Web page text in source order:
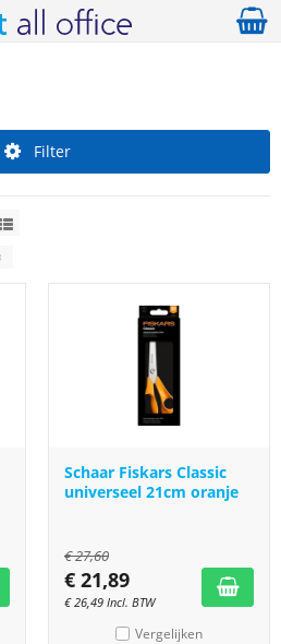
Filter
Schaar Fiskars Classic
universeel 21cm oranje
€27,60
€ 21,89
€26,49 Incl. BTW
Vergelijken